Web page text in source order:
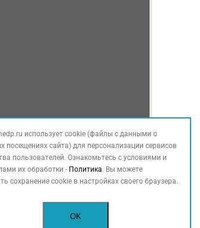
использует cookie (файлы с данными о
посещениях сайта) для персонализации сервисов
пользователей. Ознакомьтесь с условиями и
их обработки - Политика. Вы можете
сохранение cookie в настройках своего браузера.
OK